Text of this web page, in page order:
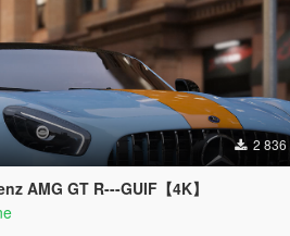
2 836
AMG GT R---GUIF【4K】